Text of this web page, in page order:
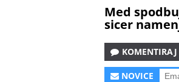
Med
sicer
KOMENTIRAJ
NOVICE